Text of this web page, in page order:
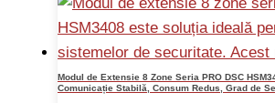
Modul de Extensie 8 Zone Seria PRO DSC
Comunicație Stabilă, Consum Redus, Grad de